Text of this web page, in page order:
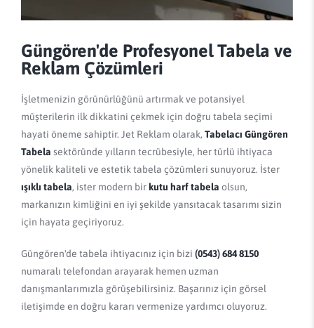
Güngören'de Profesyonel Tabela ve
Reklam Çözümleri
İşletmenizin görünürlüğünü artırmak ve potansiyel
müşterilerin ilk dikkatini çekmek için doğru tabela seçimi
hayati öneme sahiptir. Jet Reklam olarak, Tabelacı Güngören
Tabela sektöründe yılların tecrübesiyle, her türlü ihtiyaca
yönelik kaliteli ve estetik tabela çözümleri sunuyoruz. İster
ışıklı tabela, ister modern birkutu harf tabela olsun,
markanızın kimliğini en iyi şekilde yansıtacak tasarımı sizin
için hayata geçiriyoruz.
Güngören'de tabela ihtiyacınız için bizi (0543) 684 8150
numaralı telefondan arayarak hemen uzman
danışmanlarımızla görüşebilirsiniz. Başarınız için görsel
iletişimde en doğru kararı vermenize yardımcı oluyoruz.